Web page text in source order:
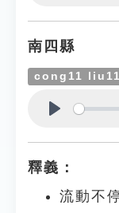
南四縣
cong11
釋義：
流動不